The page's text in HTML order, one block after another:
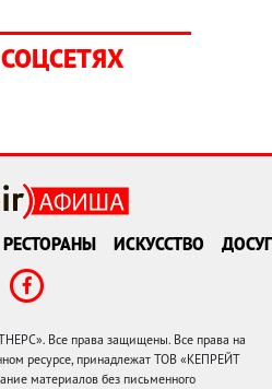
РЕСТОРАНЫ ИСКУССТВО ДОСУГ
Все права защищены. Все права на
ресурсе, принадлежат ТОВ «КЕПРЕЙТ
материалов без письменного